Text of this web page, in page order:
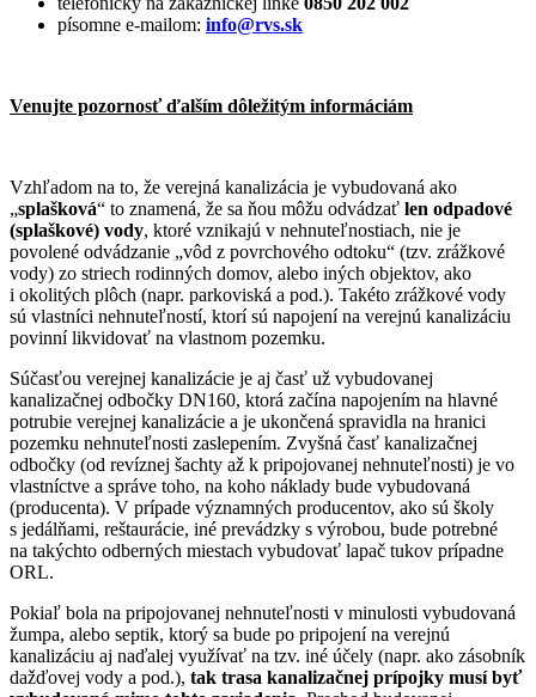
písomne e-mailom: info@rvs.sk
Venujte pozornosť ďalším dôležitým informáciám
Vzhľadom na to, že verejná kanalizácia je vybudovaná ako
„splašková“ to znamená, že sa ňou môžu odvádzať len odpadové
(splaškové) vody, ktoré vznikajú v nehnuteľnostiach, nie je
povolené odvádzanie „vôd z povrchového odtoku“ (tzv. zrážkové
vody) zo striech rodinných domov, alebo iných objektov, ako
i okolitých plôch (napr. parkoviská a pod.). Takéto zrážkové vody
sú vlastníci nehnuteľností, ktorí sú napojení na verejnú kanalizáciu
povinní likvidovať na vlastnom pozemku.
Súčasťou verejnej kanalizácie je aj časť už vybudovanej
kanalizačnej odbočky DN160, ktorá začína napojením na hlavné
potrubie verejnej kanalizácie a je ukončená spravidla na hranici
pozemku nehnuteľnosti zaslepením. Zvyšná časť kanalizačnej
odbočky (od revíznej šachty až k pripojovanej nehnuteľnosti) je vo
vlastníctve a správe toho, na koho náklady bude vybudovaná
(producenta). V prípade významných producentov, ako sú školy
s jedálňami, reštaurácie, iné prevádzky s výrobou, bude potrebné
na takýchto odberných miestach vybudovať lapač tukov prípadne
ORL.
Pokiaľ bola na pripojovanej nehnuteľnosti v minulosti vybudovaná
žumpa, alebo septik, ktorý sa bude po pripojení na verejnú
kanalizáciu aj naďalej využívať na tzv. iné účely (napr. ako zásobník
dažďovej vody a pod.), tak trasa kanalizačnej prípojky musí byť